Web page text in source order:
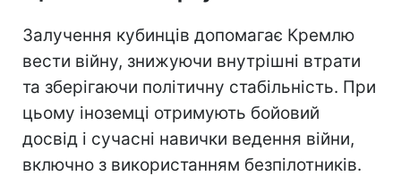
Залучення кубинців допомагає Кремлю
вести війну, знижуючи внутрішні втрати
та зберігаючи політичну стабільність. При
цьому іноземці отримують бойовий
досвід і сучасні навички ведення війни,
включно з використанням безпілотників.